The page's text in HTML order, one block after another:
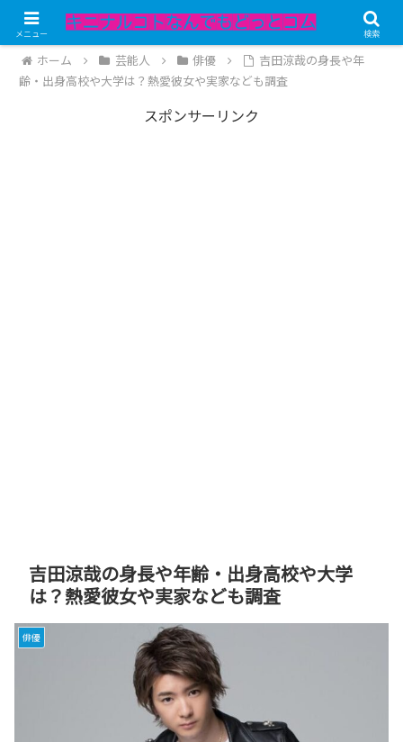
記事内にPRが含まれています。
ホーム 芸能人 俳優
吉田涼哉の身長や年
齢・出身高校や大学は？熱愛彼女や実家なども調査
スポンサーリンク
吉田涼哉の身長や年齢・出身高校や大学
は？熱愛彼女や実家なども調査
俳優
メニュー 検索